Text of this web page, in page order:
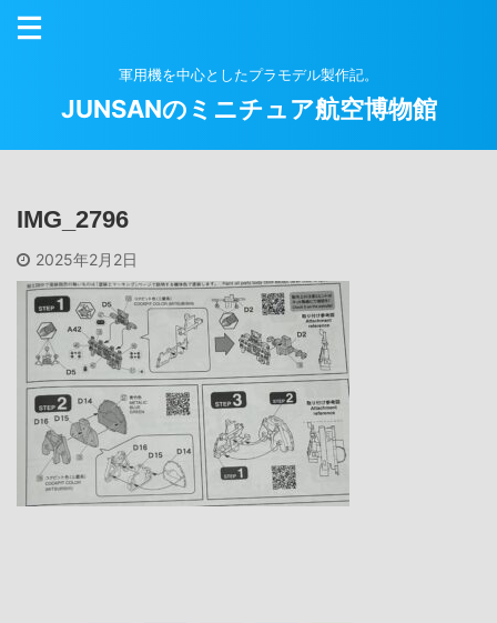
軍用機を中心としたプラモデル製作記。
JUNSANのミニチュア航空博物館
IMG_2796
2025年2月2日